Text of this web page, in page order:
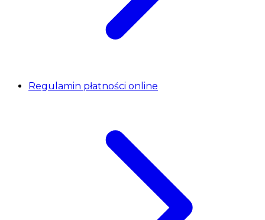
Regulamin płatności online